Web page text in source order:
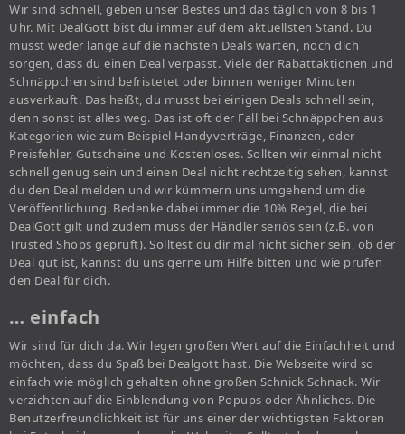
Wir sind schnell, geben unser Bestes und das täglich von 8 bis 1
Uhr. Mit DealGott bist du immer auf dem aktuellsten Stand. Du
musst weder lange auf die nächsten Deals warten, noch dich
sorgen, dass du einen Deal verpasst. Viele der Rabattaktionen und
Schnäppchen sind befristetet oder binnen weniger Minuten
ausverkauft. Das heißt, du musst bei einigen Deals schnell sein,
denn sonst ist alles weg. Das ist oft der Fall bei Schnäppchen aus
Kategorien wie zum Beispiel Handyverträge, Finanzen, oder
Preisfehler, Gutscheine und Kostenloses. Sollten wir einmal nicht
schnell genug sein und einen Deal nicht rechtzeitig sehen, kannst
du den Deal melden und wir kümmern uns umgehend um die
Veröffentlichung. Bedenke dabei immer die 10% Regel, die bei
DealGott gilt und zudem muss der Händler seriös sein (z.B. von
Trusted Shops geprüft). Solltest du dir mal nicht sicher sein, ob der
Deal gut ist, kannst du uns gerne um Hilfe bitten und wie prüfen
den Deal für dich.
… einfach
Wir sind für dich da. Wir legen großen Wert auf die Einfachheit und
möchten, dass du Spaß bei Dealgott hast. Die Webseite wird so
einfach wie möglich gehalten ohne großen Schnick Schnack. Wir
verzichten auf die Einblendung von Popups oder Ähnliches. Die
Benutzerfreundlichkeit ist für uns einer der wichtigsten Faktoren